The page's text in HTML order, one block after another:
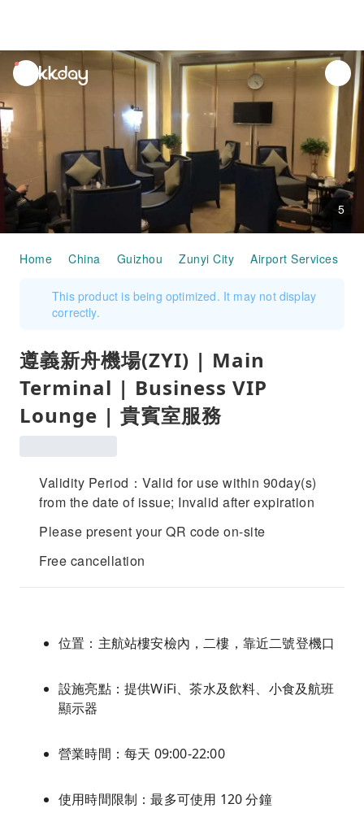
unread
notifications
5
Home China Guizhou Zunyi City Airport Services
This product is being optimized. It may not display
correctly.
遵義新舟機場(ZYI) | Main
Terminal | Business VIP
Lounge | 貴賓室服務
Validity Period：Valid for use within 90day(s)
from the date of issue; Invalid after expiration
Please present your QR code on-site
Free cancellation
位置：主航站樓安檢內，二樓，靠近二號登機口
設施亮點：提供WiFi、茶水及飲料、小食及航班
顯示器
營業時間：每天 09:00-22:00
使用時間限制：最多可使用 120 分鐘